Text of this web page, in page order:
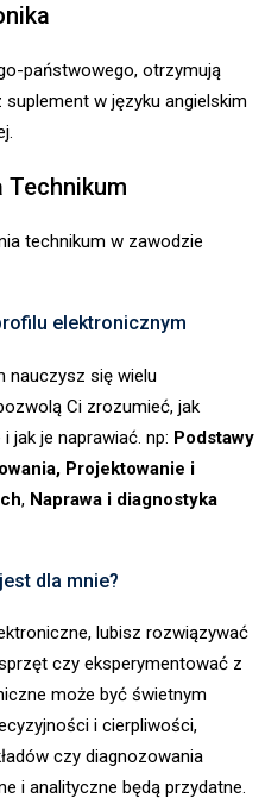
państwowego, otrzymują
w języku angielskim
technikum w zawodzie
elektronicznym
nauczysz się wielu
Ci zrozumieć, jak
jak je naprawiać. np: Podstawy
, Projektowanie i
, Naprawa i diagnostyka
dla mnie?
lubisz rozwiązywać
czy eksperymentować z
może być świetnym
i cierpliwości,
czy diagnozowania
i analityczne będą przydatne.